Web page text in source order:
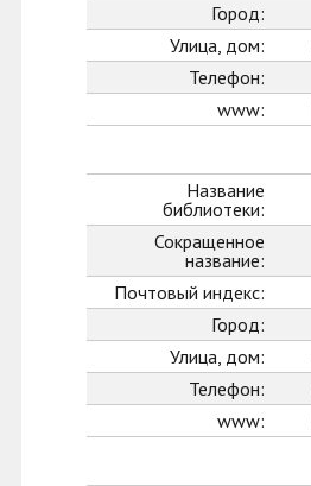
Город:
Улица, дом:
Телефон:
www:
Название
библиотеки:
Сокращенное
название:
Почтовый индекс:
Город:
Улица, дом:
Телефон:
www: